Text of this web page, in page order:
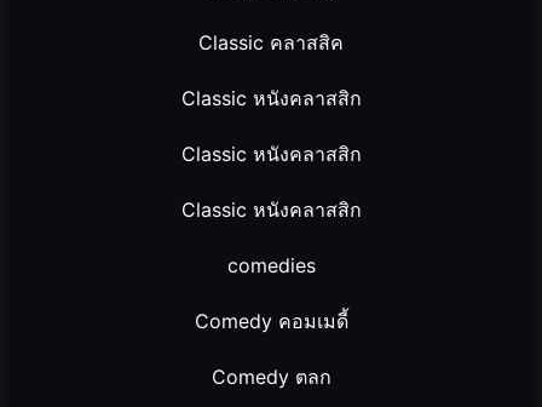
Classic คลาสสิค
Classic หนังคลาสสิก
Classic หนังคลาสสิก
Classic หนังคลาสสิก
comedies
Comedy คอมเมดี้
Comedy ตลก